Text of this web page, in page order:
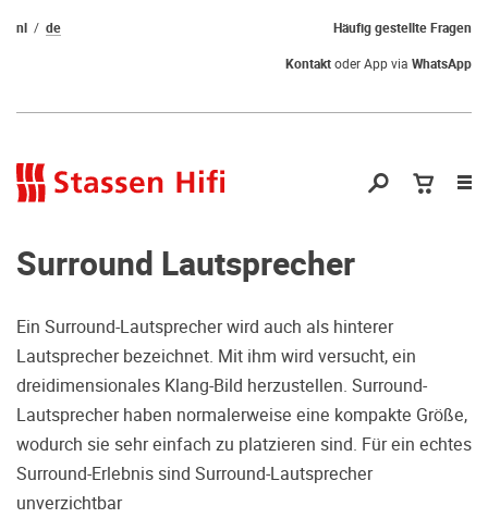
Qual der Wahl?
Warum kommen Sie nicht vorbei und
hören erstmal Probe? Dadurch stellen
Sie sicher, dass Sie die richtige Wahl
treffen.
Häufig gestellte Fragen
nl
de
Kontaktoder App via WhatsApp
Surround Lautsprecher
Ein Surround-Lautsprecher wird auch als hinterer
Lautsprecher bezeichnet. Mit ihm wird versucht, ein
dreidimensionales Klang-Bild herzustellen. Surround-
Lautsprecher haben normalerweise eine kompakte Größe,
wodurch sie sehr einfach zu platzieren sind. Für ein echtes
Surround-Erlebnis sind Surround-Lautsprecher
unverzichtbar